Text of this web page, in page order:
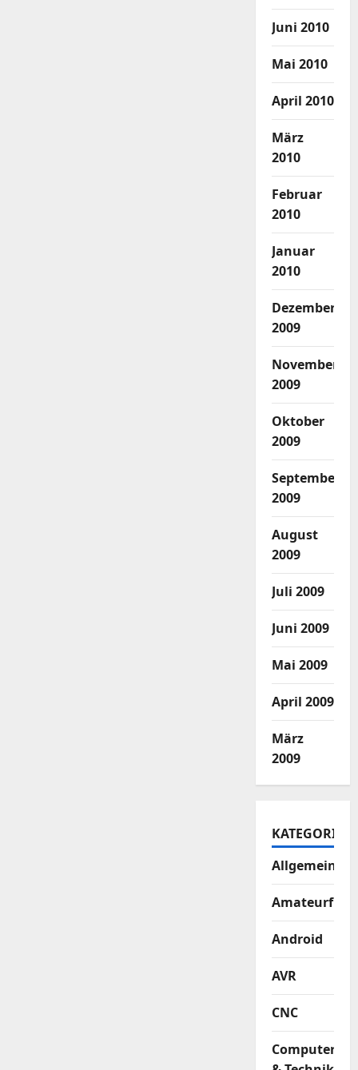
Juni 2010
Mai 2010
April 2010
März
2010
Februar
2010
Januar
2010
Dezember
2009
November
2009
Oktober
2009
September
2009
August
2009
Juli 2009
Juni 2009
Mai 2009
April 2009
März
2009
KATEGORIEN
Allgemein
Amateurfunk
Android
AVR
CNC
Computer